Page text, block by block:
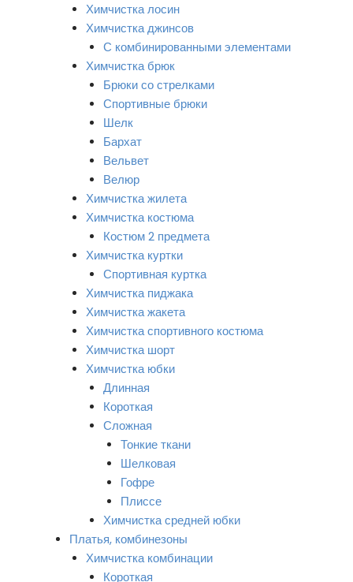
Химчистка лосин
Химчистка джинсов
С комбинированными элементами
Химчистка брюк
Брюки со стрелками
Спортивные брюки
Шелк
Бархат
Вельвет
Велюр
Химчистка жилета
Химчистка костюма
Костюм 2 предмета
Химчистка куртки
Спортивная куртка
Химчистка пиджака
Химчистка жакета
Химчистка спортивного костюма
Химчистка шорт
Химчистка юбки
Длинная
Короткая
Сложная
Тонкие ткани
Шелковая
Гофре
Плиссе
Химчистка средней юбки
Платья, комбинезоны
Химчистка комбинации
Короткая